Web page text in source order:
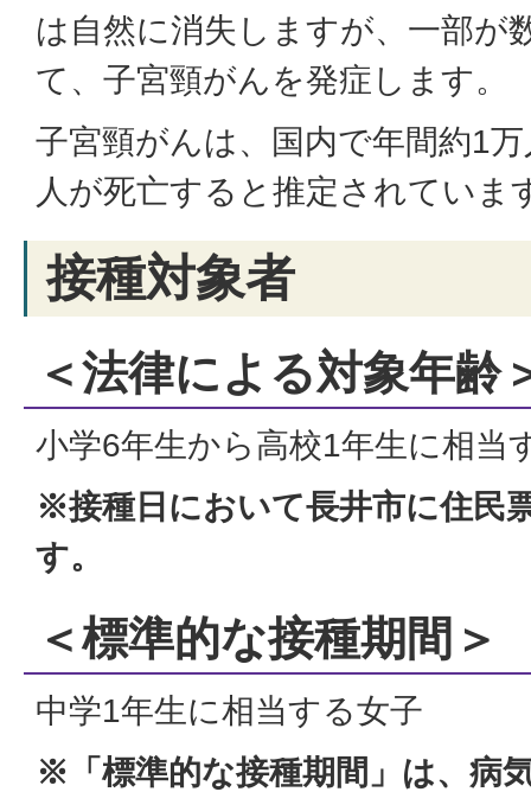
は自然に消失しますが、一部が
て、子宮頸がんを発症します。
子宮頸がんは、国内で年間約1
人が死亡すると推定されていま
接種対象者
＜法律による対象年齢
小学6年生から高校1年生に相当
※接種日において長井市に住民
す。
＜標準的な接種期間＞
中学1年生に相当する女子
※「標準的な接種期間」は、病